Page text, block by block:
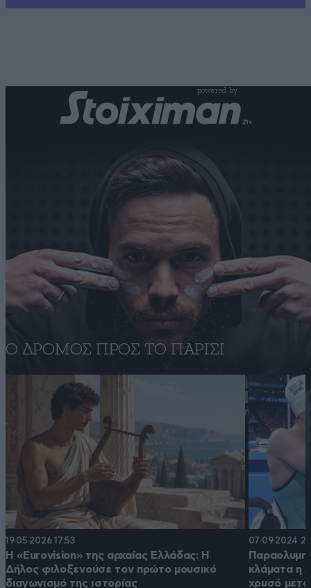
powered by
Ο ΔΡΟΜΟΣ ΠΡΟΣ ΤΟ ΠΑΡΙΣΙ
19·05·2026 17:53
Η «Eurovision» της αρχαίας Ελλάδας: Η
Δήλος φιλοξενούσε τον πρώτο μουσικό
διαγωνισμό της ιστορίας
07·09·2024
κλάματα η
χρυσό